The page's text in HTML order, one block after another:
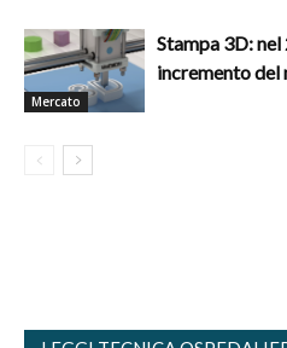
Mercato
Stampa 3D:
incremento del